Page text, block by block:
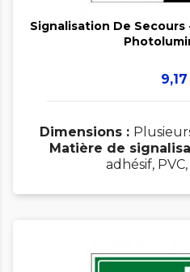
Signalisation De Secours
Prix
Dimensions :
Matière de
adhésif,